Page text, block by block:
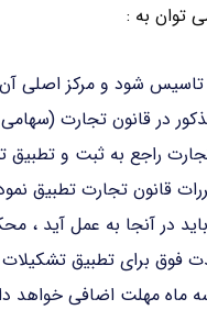
توان به :
تاسیس شود و مرکز اصلی
در قانون تجارت
قانون تجارت تطبیق
در آنجا به عمل آید ،
فوق برای تطبیق
ماه مهلت اضافی خواهد